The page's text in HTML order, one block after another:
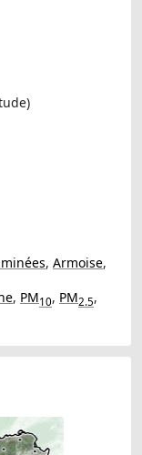
, Armoise,
, PM10, PM2.5,